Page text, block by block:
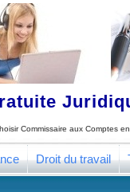
Commissaire aux Comptes
Droit du travail